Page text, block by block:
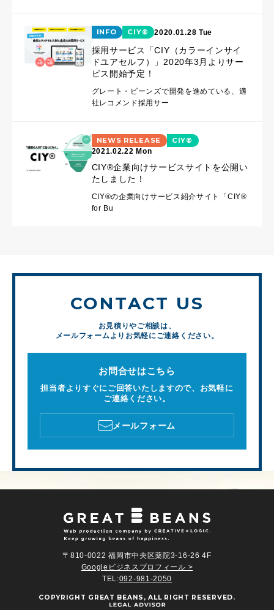
INFO CIY® 2020.01.28 Tue
採用サービス「CIY（カラーインサイ
ドユアセルフ）」2020年3月よりサー
ビス開始予定！
グレート・ビーンズで開発を進めている、適
社レコメンド採用サー
NEWS RELEASE
CIY®
2021.02.22 Mon
CIY®企業向けサービスサイトを公開い
たしました！
CIY®の企業向けサービス紹介サイト「CIY®
for Bu
CONTACT US
お見積りやご相談は、
メールフォームよりお気軽にご連絡ください。
お問合せはこちら
担当者よりすぐにご回答いたしますので、お気軽に
ご連絡ください。
メールフォーム
〒810-0022 福岡市中央区薬院3-16-26 4F
Googleビジネスプロフィール >
TEL:092-981-2050
COPYRIGHT GREAT BEANS , ALL RIGHT RESERVED.